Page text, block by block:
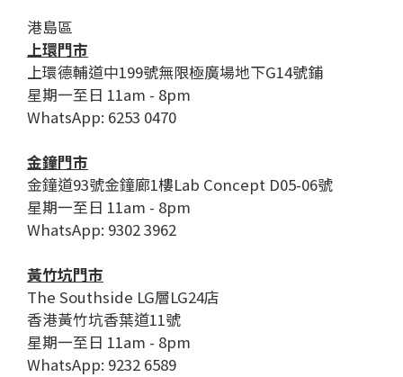
港島區
上環門市
上環德輔道中199號無限極廣場地下G14號鋪
星期一至日 11am - 8pm
WhatsApp: 6253 0470
金鐘門市
金鐘道93號金鐘廊1樓Lab Concept D05-06號
星期一至日 11am - 8pm
WhatsApp: 9302 3962
黃竹坑門市
The Southside LG層LG24店
香港黃竹坑香葉道11號
星期一至日 11am - 8pm
WhatsApp: 9232 6589